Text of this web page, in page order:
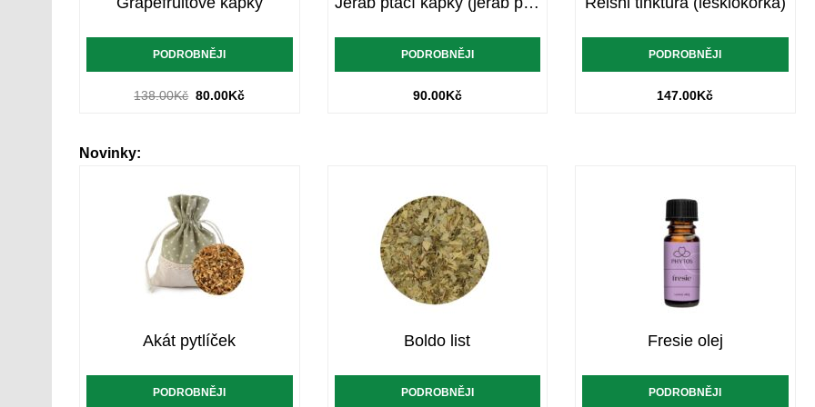
PODROBNĚJI
138.00Kč 80.00Kč
PODROBNĚJI
90.00Kč
PODROBNĚJI
147.00Kč
Novinky:
Akát pytlíček
PODROBNĚJI
Boldo list
PODROBNĚJI
Fresie olej
PODROBNĚJI